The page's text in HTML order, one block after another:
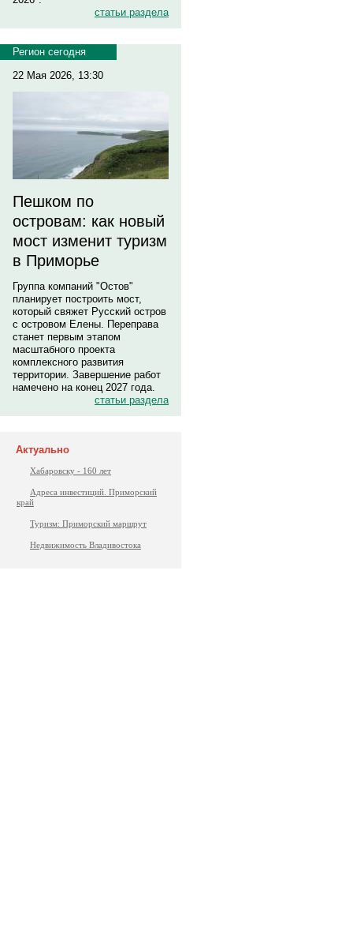
статьи раздела
Регион сегодня
22 Мая 2026, 13:30
Пешком по
островам: как новый
мост изменит туризм
в Приморье
Группа компаний "Остов"
планирует построить мост,
который свяжет Русский остров
с островом Елены. Переправа
станет первым этапом
масштабного проекта
комплексного развития
территории. Завершение работ
намечено на конец 2027 года.
статьи раздела
Актуально
Хабаровску - 160 лет
Адреса инвестиций. Приморский
край
Туризм: Приморский маршрут
Недвижимость Владивостока